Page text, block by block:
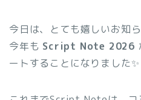
今日は、とても嬉しいお知ら
今年も Script Note 2026
ートすることになりました✨